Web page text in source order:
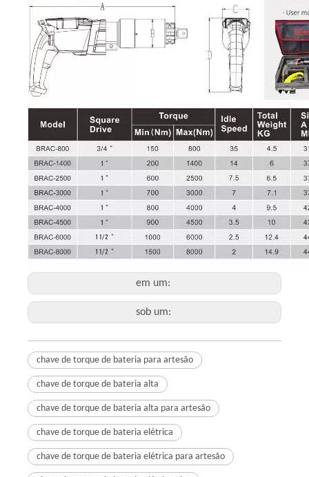
em um:
sob um:
chave de torque de bateria para artesão
chave de torque de bateria alta
chave de torque de bateria alta para artesão
chave de torque de bateria elétrica
chave de torque de bateria elétrica para artesão